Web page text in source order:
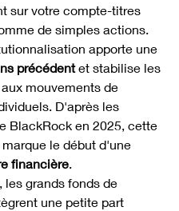
sur votre compte-titres
de simples actions.
apporte une
précédent et stabilise les
mouvements de
D'après les
BlackRock en 2025, cette
le début d'une
financière.
les grands fonds de
une petite part